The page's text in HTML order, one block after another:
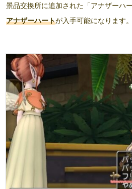
景品交換所に追加された「アナザーハ
アナザーハートが入手可能になります。